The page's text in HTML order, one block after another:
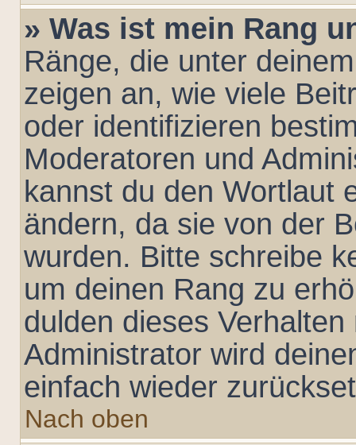
» Was ist mein Rang
Ränge, die unter
zeigen an, wie viele
oder identifizieren
Moderatoren und
kannst du den Wortlaut
ändern, da sie von der
wurden. Bitte schreibe
um deinen Rang zu
dulden dieses
Administrator wird
einfach wieder
Nach oben